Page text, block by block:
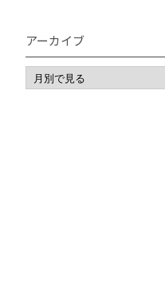
アーカイブ